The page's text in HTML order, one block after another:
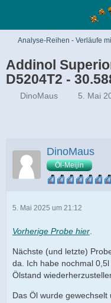
Analyse-Reihen - Verläufe
Addinol
D5204T2 -
DinoMaus 5. Mai
DinoMaus
Öl-Meijin
5. Mai 2025 um 21:12
Vorherige Probe hier
Nächste (und letzte)
da. Ich habe nochmal
Ölstand
Das Öl wurde